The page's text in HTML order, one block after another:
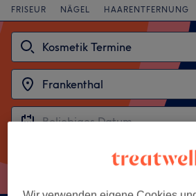
FRISEUR NÄGEL HAARENTFERNUNG
Beliebte Behandlungen